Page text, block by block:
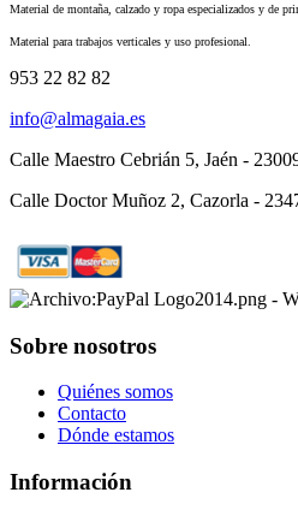
Material de montaña, calzado y ropa especializados y de
Material para trabajos verticales y uso profesional.
953 22 82 82
info@almagaia.es
Calle Maestro Cebrián 5, Jaén -
Calle Doctor Muñoz 2, Cazorla -
Sobre nosotros
Quiénes somos
Contacto
Dónde estamos
Información